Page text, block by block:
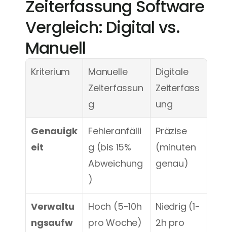
Zeiterfassung Software
Vergleich: Digital vs.
Manuell
Kriterium
Manuelle
Zeiterfassun
g
Digitale
Zeiterfass
ung
Genauigk
eit
Fehleranfälli
g (bis 15%
Abweichung
)
Präzise
(minuten
genau)
Verwaltu
ngsaufw
Hoch (5-10h
pro Woche)
Niedrig (1-
2h pro